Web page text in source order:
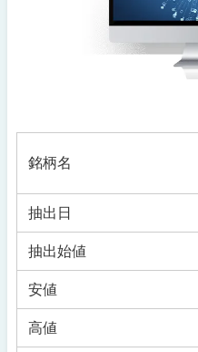
銘柄名
抽出日
抽出始値
安値
高値